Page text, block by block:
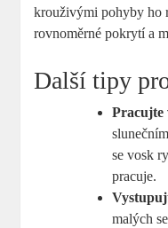
krouživými pohyby ho
rovnoměrné pokrytí a
Další tipy
Pracujte
se vosk
pracuje.
malých